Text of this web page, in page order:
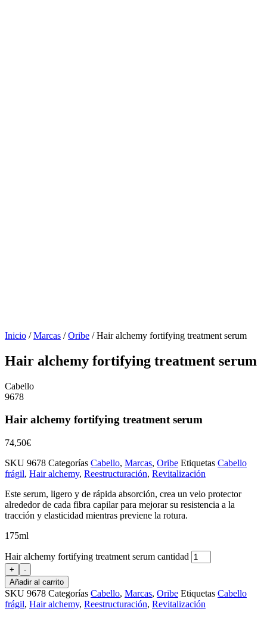
Inicio /Marcas /Oribe / Hair alchemy fortifying treatment serum
Hair alchemy fortifying treatment serum
Cabello
9678
Hair alchemy fortifying treatment serum
74,50€
SKU 9678 Categorías Cabello, Marcas, Oribe Etiquetas Cabello
frágil, Hair alchemy, Reestructuración, Revitalización
Este serum, ligero y de rápida absorción, crea un velo protector
alrededor de cada fibra capilar para mejorar su resistencia a la
tracción y elasticidad mientras previene la rotura.
175ml
Hair alchemy fortifying treatment serum cantidad
+
-
Añadir al carrito
SKU 9678 Categorías Cabello, Marcas, Oribe Etiquetas Cabello
frágil, Hair alchemy, Reestructuración, Revitalización